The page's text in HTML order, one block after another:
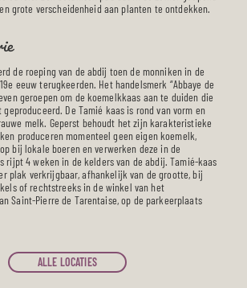
grote verscheidenheid aan planten te ontdekken.
de roeping van de abdij toen de monniken in de
eeuw terugkeerden. Het handelsmerk “Abbaye de
geroepen om de koemelkkaas aan te duiden die
De Tamié kaas is rond van vorm en
melk. Geperst behoudt het zijn karakteristieke
produceren momenteel geen eigen koemelk,
bij lokale boeren en verwerken deze in de
rijpt 4 weken in de kelders van de abdij. Tamié-kaas
plak verkrijgbaar, afhankelijk van de grootte, bij
of rechtstreeks in de winkel van het
Saint-Pierre de Tarentaise, op de parkeerplaats
ALLE LOCATIES